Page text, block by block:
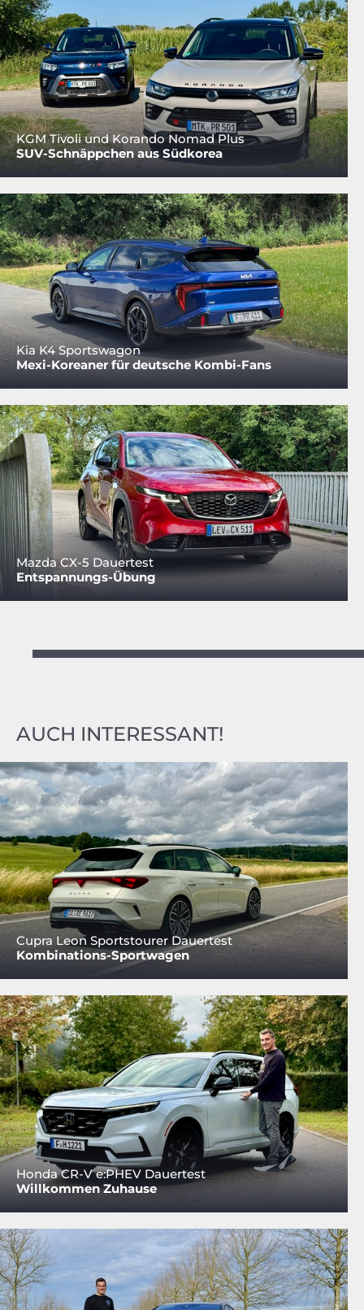
KGM Tivoli und Korando Nomad Plus
SUV-Schnäppchen aus Südkorea
Kia K4 Sportswagon
Mexi-Koreaner für deutsche Kombi-Fans
Mazda CX-5 Dauertest
Entspannungs-Übung
AUCH INTERESSANT!
Cupra Leon Sportstourer Dauertest
Kombinations-Sportwagen
Honda CR-V e:PHEV Dauertest
Willkommen Zuhause